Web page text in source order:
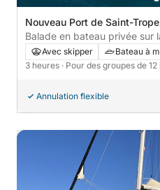
Nouveau Port de Saint-
France
Balade en bateau privée sur
Avec skipper
Bateau à
3 heures · Pour des groupes de
Annulation flexible